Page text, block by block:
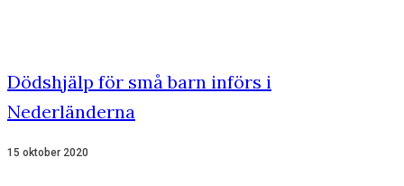
Dödshjälp för små barn införs i
Nederländerna
15 oktober 2020